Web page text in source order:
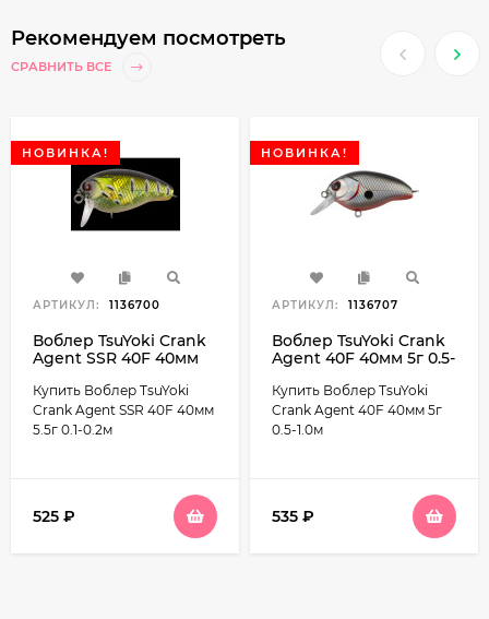
Рекомендуем посмотреть
СРАВНИТЬ ВСЕ
НОВИНКА!
АРТИКУЛ: 1136700
Воблер TsuYoki Crank
Agent SSR 40F 40мм
Купить Воблер TsuYoki
Crank Agent SSR 40F 40мм
5.5г 0.1-0.2м
525 ₽
НОВИНКА!
АРТИКУЛ: 1136707
Воблер TsuYoki Crank
Agent 40F 40мм 5г 0.5-
Купить Воблер TsuYoki
Crank Agent 40F 40мм 5г
0.5-1.0м
535 ₽